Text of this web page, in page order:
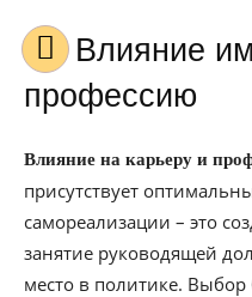
Влияние имени Рахела на
профессию
Влияние на карьеру и
присутствует
самореализации – это
занятие руководящей
место в политике. Выбор